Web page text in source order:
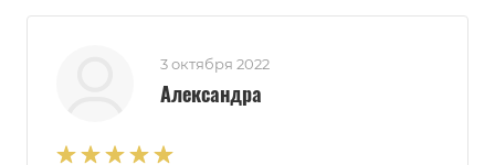
3 октября 2022
Александра